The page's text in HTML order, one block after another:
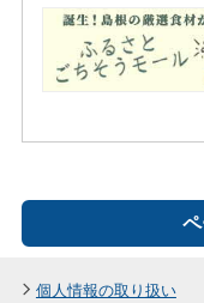
個人情報の取り扱い